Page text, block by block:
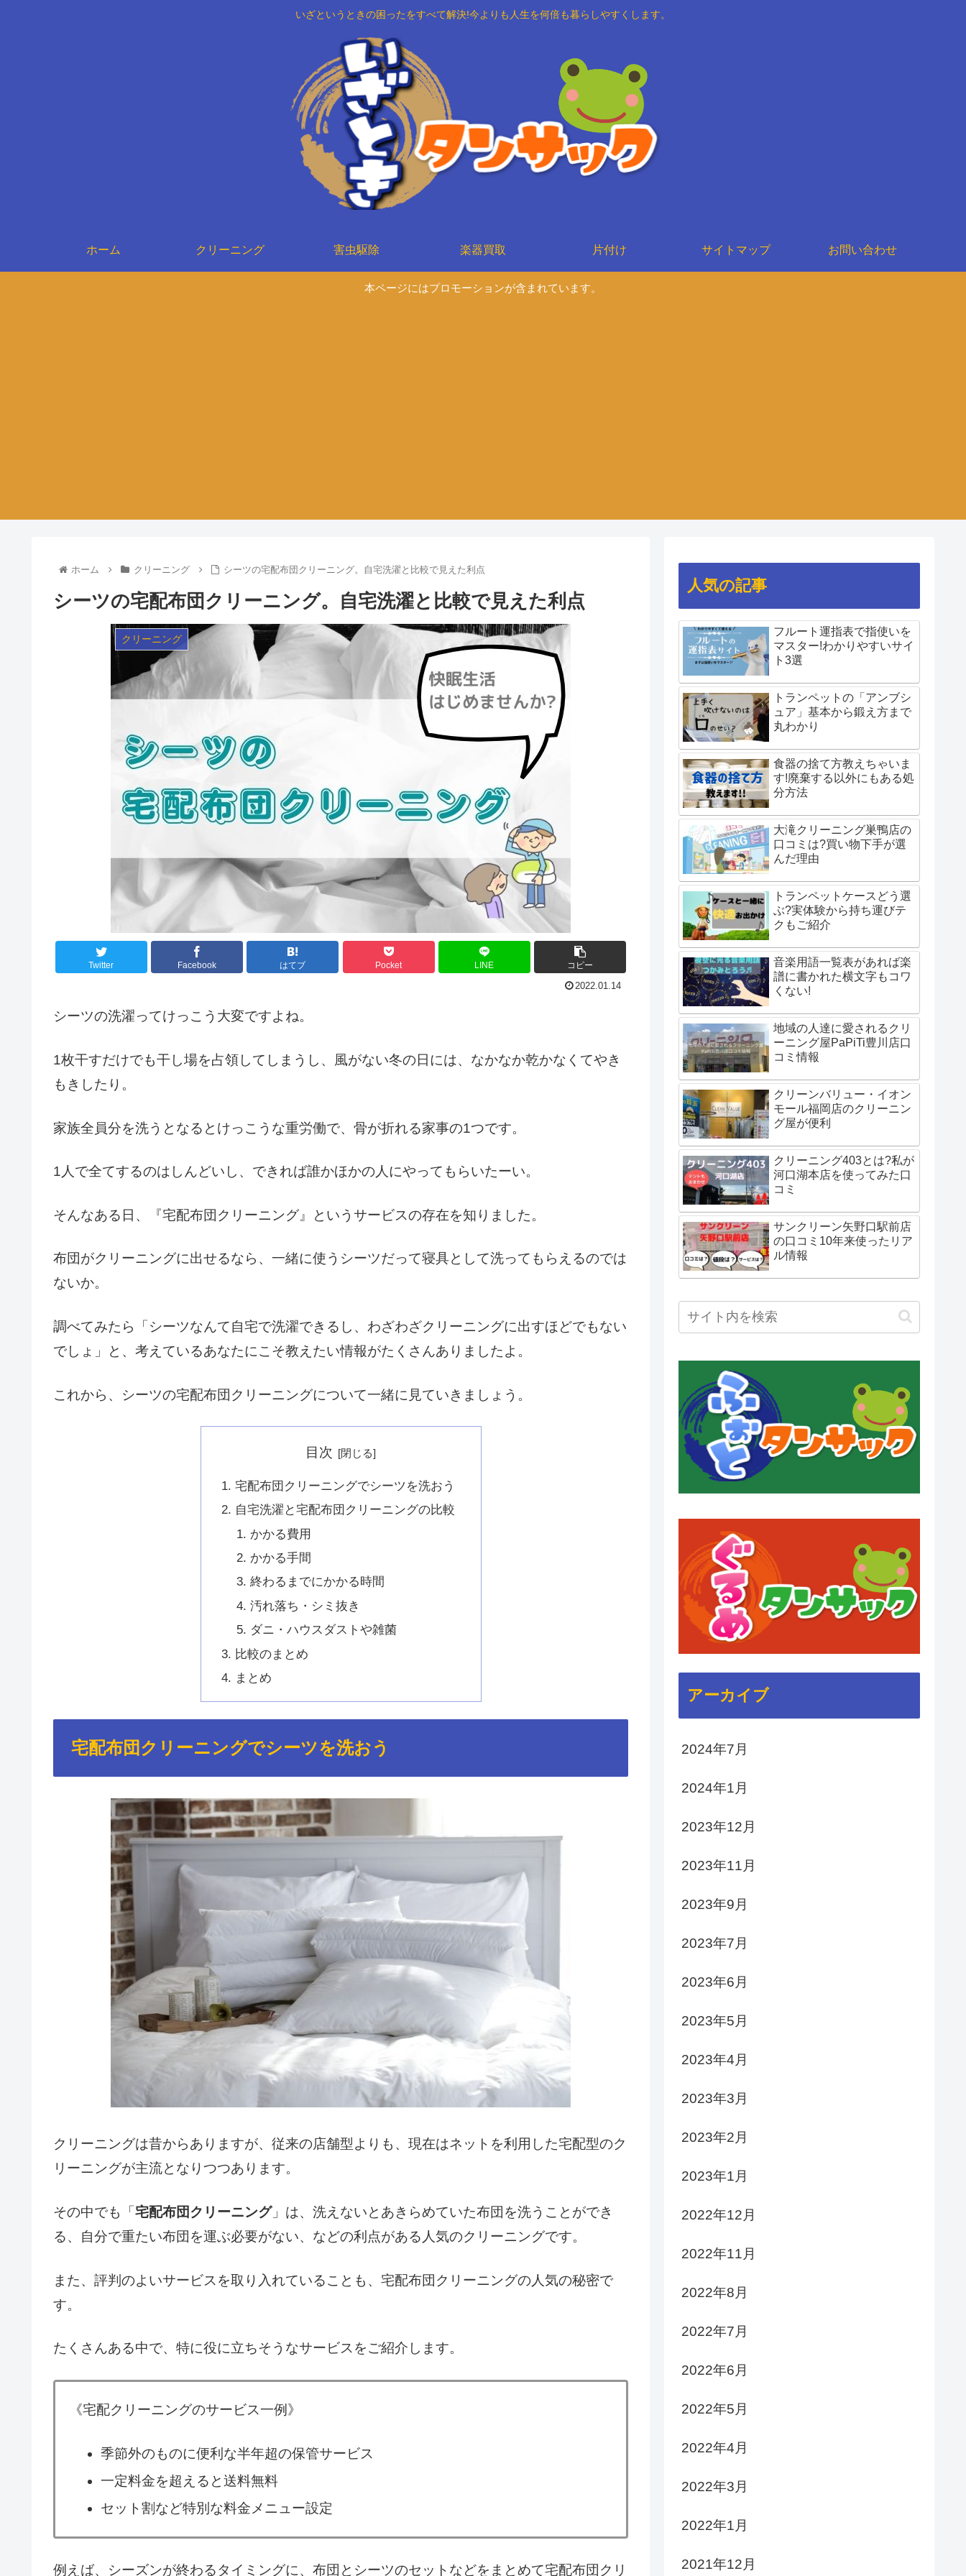
いざというときの困ったをすべて解決!今よりも人生を何倍も暮らしやすくします。
ホーム クリーニング 害虫駆除 楽器買取 片付け サイトマップ お問い合わせ
本ページにはプロモーションが含まれています。
ホーム クリーニング シーツの宅配布団クリーニング。自宅洗濯と比較で見えた利点
シーツの宅配布団クリーニング。自宅洗濯と比較で見えた利点
クリーニング
Twitter Facebook はてブ Pocket LINE コピー
2022.01.14
シーツの洗濯ってけっこう大変ですよね。
1枚干すだけでも干し場を占領してしまうし、風がない冬の日には、なかなか乾かなくてやき
もきしたり。
家族全員分を洗うとなるとけっこうな重労働で、骨が折れる家事の1つです。
1人で全てするのはしんどいし、できれば誰かほかの人にやってもらいたーい。
そんなある日、『宅配布団クリーニング』というサービスの存在を知りました。
布団がクリーニングに出せるなら、一緒に使うシーツだって寝具として洗ってもらえるのでは
ないか。
調べてみたら「シーツなんて自宅で洗濯できるし、わざわざクリーニングに出すほどでもない
でしょ」と、考えているあなたにこそ教えたい情報がたくさんありましたよ。
これから、シーツの宅配布団クリーニングについて一緒に見ていきましょう。
目次
宅配布団クリーニングでシーツを洗おう
自宅洗濯と宅配布団クリーニングの比較
かかる費用
かかる手間
終わるまでにかかる時間
汚れ落ち・シミ抜き
ダニ・ハウスダストや雑菌
比較のまとめ
まとめ
宅配布団クリーニングでシーツを洗おう
クリーニングは昔からありますが、従来の店舗型よりも、現在はネットを利用した宅配型のク
リーニングが主流となりつつあります。
その中でも「 宅配布団クリーニング」は、洗えないとあきらめていた布団を洗うことができ
る、自分で重たい布団を運ぶ必要がない、などの利点がある人気のクリーニングです。
また、評判のよいサービスを取り入れていることも、宅配布団クリーニングの人気の秘密で
す。
たくさんある中で、特に役に立ちそうなサービスをご紹介します。
《宅配クリーニングのサービス一例》
季節外のものに便利な半年超の保管サービス
一定料金を超えると送料無料
セット割など特別な料金メニュー設定
例えば、シーズンが終わるタイミングに、布団とシーツのセットなどをまとめて宅配布団クリ
人気の記事
フルート運指表で指使いを
マスター!わかりやすいサイ
ト3選
トランペットの「アンブシ
ュア」基本から鍛え方まで
丸わかり
食器の捨て方教えちゃいま
す!廃棄する以外にもある処
分方法
大滝クリーニング巣鴨店の
口コミは?買い物下手が選
んだ理由
トランペットケースどう選
ぶ?実体験から持ち運びテ
クもご紹介
音楽用語一覧表があれば楽
譜に書かれた横文字もコワ
くない!
地域の人達に愛されるクリ
ーニング屋PaPiTi豊川店口
コミ情報
クリーンバリュー・イオン
モール福岡店のクリーニン
グ屋が便利
クリーニング403とは?私が
河口湖本店を使ってみた口
コミ
サンクリーン矢野口駅前店
の口コミ10年来使ったリア
ル情報
アーカイブ
2024年7月
2024年1月
2023年12月
2023年11月
2023年9月
2023年7月
2023年6月
2023年5月
2023年4月
2023年3月
2023年2月
2023年1月
2022年12月
2022年11月
2022年8月
2022年7月
2022年6月
2022年5月
2022年4月
2022年3月
2022年1月
2021年12月